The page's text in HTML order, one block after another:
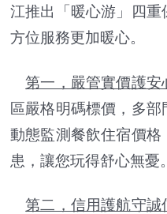
江推出「暖心游」四
方位服務更加暖心。
第一，嚴管實價護安
區嚴格明碼標價，多部
動態監測餐飲住宿價
患，讓您玩得舒心無憂。
第二，信用護航守誠